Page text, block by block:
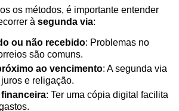
os métodos, é importante entender
à segunda via:
ou não recebido: Problemas no
são comuns.
ao vencimento: A segunda via
e religação.
: Ter uma cópia digital facilita